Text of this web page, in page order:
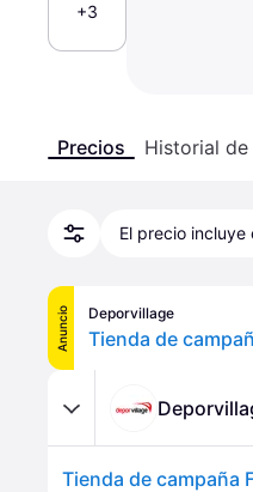
+3
Precios Historial
El precio incluye
Anuncio Deporvillage
Tienda de
Tienda de campaña